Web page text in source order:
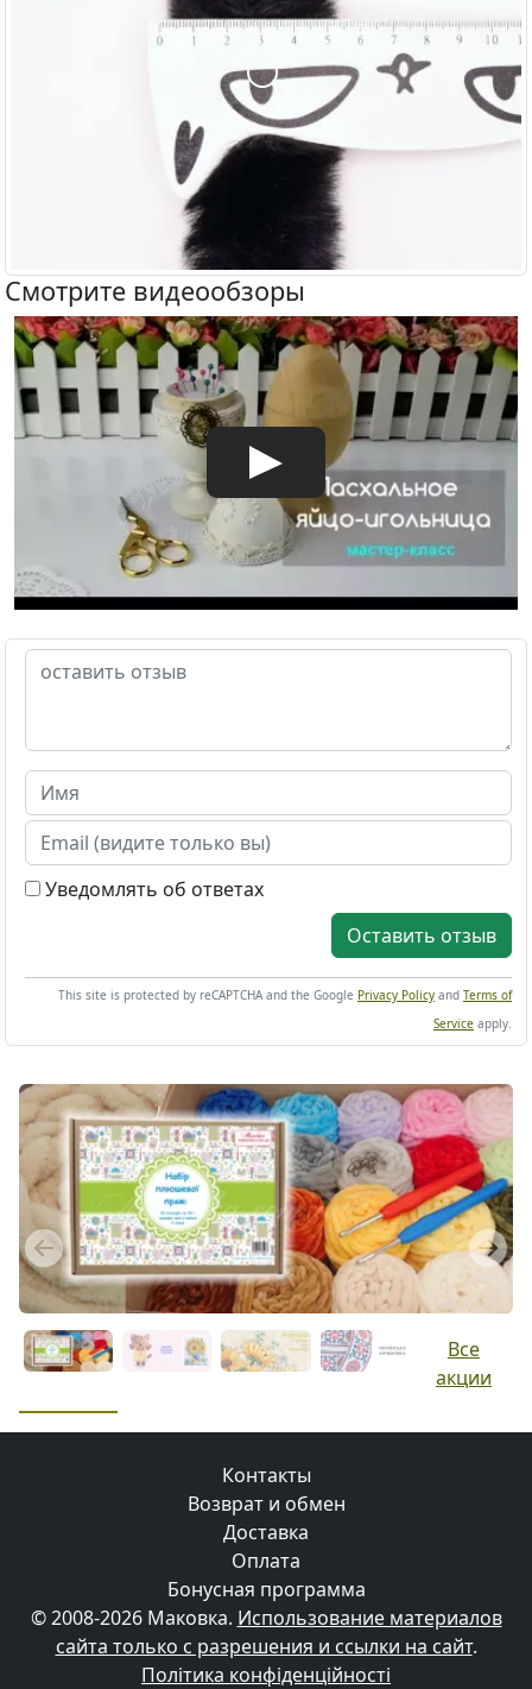
Смотрите видеообзоры
Уведомлять об ответах
Оставить отзыв
This site is protected by reCAPTCHA and the Google Privacy Policy and Terms of
Service apply.
Previous Next
Все
акции
Контакты
Возврат и обмен
Доставка
Оплата
Бонусная программа
© 2008-2026 Маковка. Использование материалов
сайта только с разрешения и ссылки на сайт.
Політика конфіденційності